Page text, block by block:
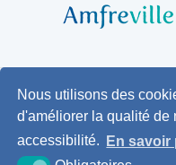
Nous utilisons des
d'améliorer la qualité de
accessibilité.
En savoir
Horaires